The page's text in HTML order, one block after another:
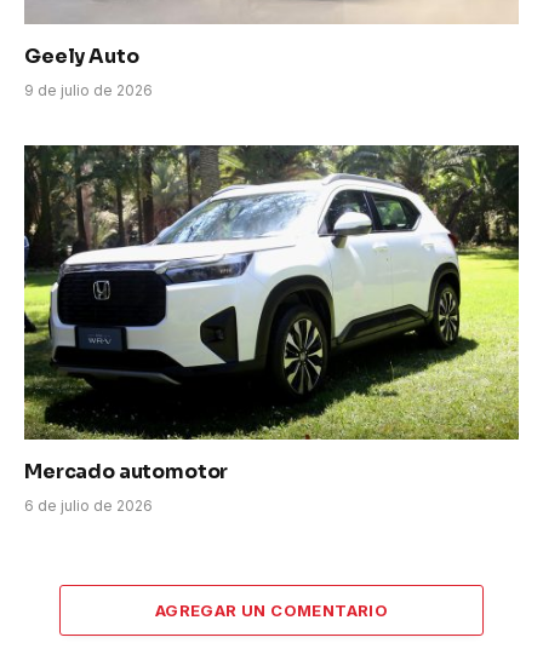
Geely Auto
9 de julio de 2026
Mercado automotor
6 de julio de 2026
AGREGAR UN COMENTARIO